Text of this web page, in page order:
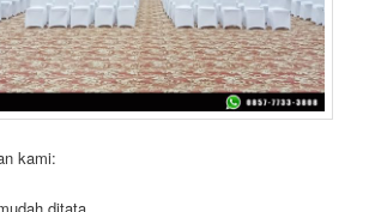
kami: